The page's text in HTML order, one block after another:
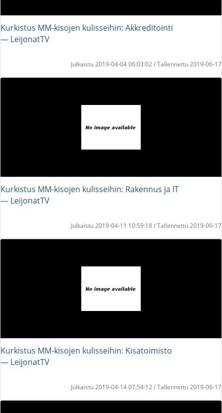
Kurkistus MM-kisojen kulisseihin: Akkreditointi
― LeijonatTV
Julkaistu 2019-04-04 06:03:02 / Tallennettu 2019-06-17
Kurkistus MM-kisojen kulisseihin: Rakennus ja IT
― LeijonatTV
Julkaistu 2019-04-11 10:59:18 / Tallennettu 2019-06-17
Kurkistus MM-kisojen kulisseihin: Kisatoimisto
― LeijonatTV
Julkaistu 2019-04-14 07:54:12 / Tallennettu 2019-06-17